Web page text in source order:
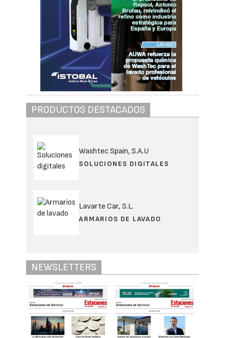
PRODUCTOS DESTACADOS
Washtec Spain, S.A.U
SOLUCIONES DIGITALES
Lavarte Car, S.L.
ARMARIOS DE LAVADO
NEWSLETTERS